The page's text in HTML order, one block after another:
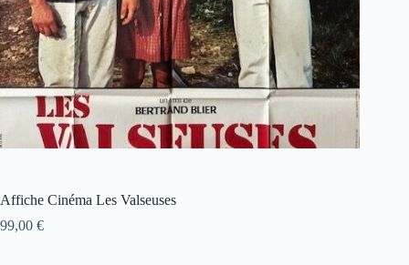
Affiche Cinéma Les Valseuses
99,00 €